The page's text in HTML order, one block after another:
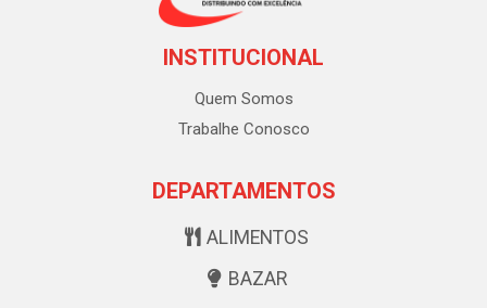
INSTITUCIONAL
Quem Somos
Trabalhe Conosco
DEPARTAMENTOS
ALIMENTOS
BAZAR